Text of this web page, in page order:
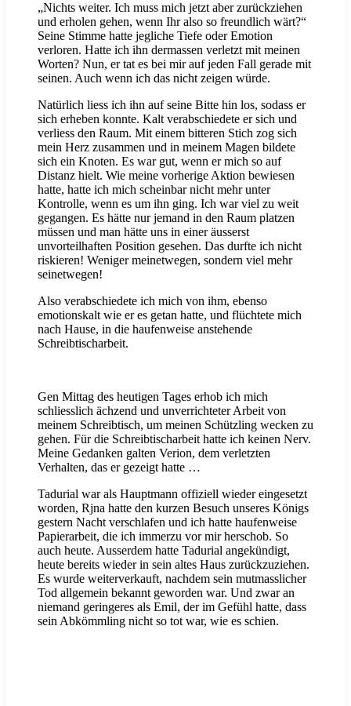
„Nichts weiter. Ich muss mich jetzt aber zurückziehen
und erholen gehen, wenn Ihr also so freundlich wärt?“
Seine Stimme hatte jegliche Tiefe oder Emotion
verloren. Hatte ich ihn dermassen verletzt mit meinen
Worten? Nun, er tat es bei mir auf jeden Fall gerade mit
seinen. Auch wenn ich das nicht zeigen würde.
Natürlich liess ich ihn auf seine Bitte hin los, sodass er
sich erheben konnte. Kalt verabschiedete er sich und
verliess den Raum. Mit einem bitteren Stich zog sich
mein Herz zusammen und in meinem Magen bildete
sich ein Knoten. Es war gut, wenn er mich so auf
Distanz hielt. Wie meine vorherige Aktion bewiesen
hatte, hatte ich mich scheinbar nicht mehr unter
Kontrolle, wenn es um ihn ging. Ich war viel zu weit
gegangen. Es hätte nur jemand in den Raum platzen
müssen und man hätte uns in einer äusserst
unvorteilhaften Position gesehen. Das durfte ich nicht
riskieren! Weniger meinetwegen, sondern viel mehr
seinetwegen!
Also verabschiedete ich mich von ihm, ebenso
emotionskalt wie er es getan hatte, und flüchtete mich
nach Hause, in die haufenweise anstehende
Schreibtischarbeit.
Gen Mittag des heutigen Tages erhob ich mich
schliesslich ächzend und unverrichteter Arbeit von
meinem Schreibtisch, um meinen Schützling wecken zu
gehen. Für die Schreibtischarbeit hatte ich keinen Nerv.
Meine Gedanken galten Verion, dem verletzten
Verhalten, das er gezeigt hatte …
Tadurial war als Hauptmann offiziell wieder eingesetzt
worden, Rjna hatte den kurzen Besuch unseres Königs
gestern Nacht verschlafen und ich hatte haufenweise
Papierarbeit, die ich immerzu vor mir herschob. So
auch heute. Ausserdem hatte Tadurial angekündigt,
heute bereits wieder in sein altes Haus zurückzuziehen.
Es wurde weiterverkauft, nachdem sein mutmasslicher
Tod allgemein bekannt geworden war. Und zwar an
niemand geringeres als Emil, der im Gefühl hatte, dass
sein Abkömmling nicht so tot war, wie es schien.